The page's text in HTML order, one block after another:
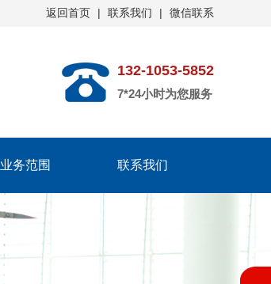
返回首页 | 联系我们 | 微信联系
132-1053-5852
7*24小时为您服务
业务范围 联系我们